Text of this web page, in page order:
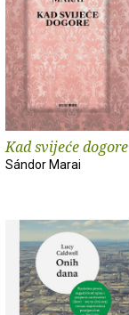
Kad svijeće dogore
Sándor Marai